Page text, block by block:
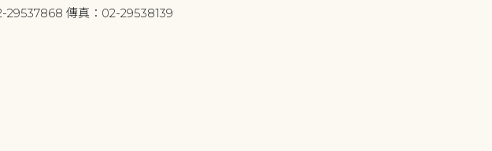
29537868 傳真：02-29538139